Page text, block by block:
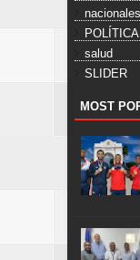
nacionales
POLÍTICA
salud
SLIDER
MOST